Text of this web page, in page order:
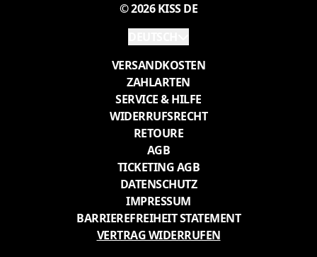
© 2026 KISS DE
VERSANDKOSTEN
ZAHLARTEN
SERVICE & HILFE
WIDERRUFSRECHT
RETOURE
AGB
TICKETING AGB
DATENSCHUTZ
IMPRESSUM
BARRIEREFREIHEIT STATEMENT
VERTRAG WIDERRUFEN